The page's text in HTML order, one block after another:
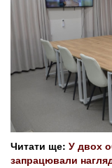
Читати ще: У двох
запрацювали